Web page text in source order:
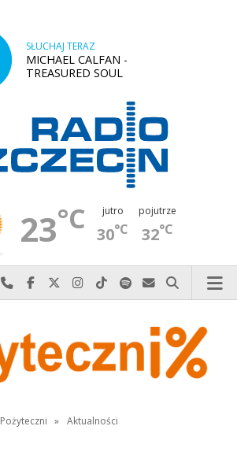
SŁUCHAJ TERAZ
MICHAEL CALFAN -
TREASURED SOUL
23°C jutro
30°C
pojutrze
32°C
Najlepiej po prostu do nas zadzwoń
Odwiedź nas na Facebook-u
Odwiedź nas na X
Odwiedź nas na Instagram-ie
Odwiedź nas na TikTok-u
Szukaj nas na Spotify
Wyślij do nas
Szukaj
Pożyteczni » Aktualności